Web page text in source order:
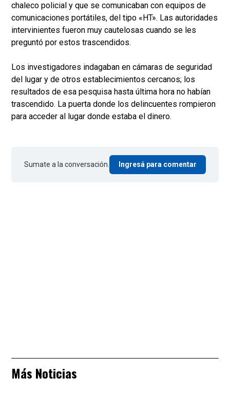
chaleco policial y que se comunicaban con equipos de
comunicaciones portátiles, del tipo «HT». Las autoridades
intervinientes fueron muy cautelosas cuando se les
preguntó por estos trascendidos.
Los investigadores indagaban en cámaras de seguridad
del lugar y de otros establecimientos cercanos; los
resultados de esa pesquisa hasta última hora no habían
trascendido. La puerta donde los delincuentes rompieron
para acceder al lugar donde estaba el dinero.
Sumate a la conversación. Ingresá para comentar
Más Noticias